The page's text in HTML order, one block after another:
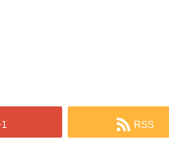
RSS